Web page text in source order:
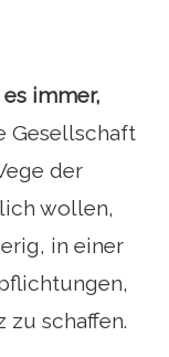
immer,
Gesellschaft
der
wollen,
in einer
zu schaffen.